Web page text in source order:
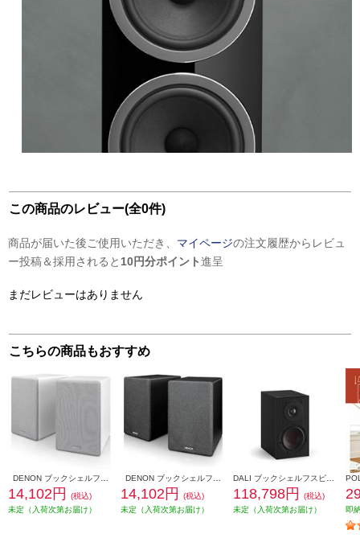
この商品のレビュー(全0件)
商品が届いた後ご使用いただき、 マイページの注文履歴からレビュ
ー投稿＆採用されると 10円分ポイント進呈
まだレビューはありません
こちらの商品もおすすめ
14,102円
(税込)
未定（入荷次第お届け）
14,102円
(税込)
未定（入荷次第お届け）
118,798円
(税込)
未定（入荷次第お届け）
即